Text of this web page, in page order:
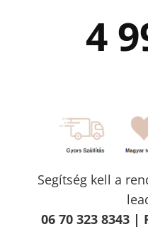
4
Segítség kell a
06 70 323 8343 |